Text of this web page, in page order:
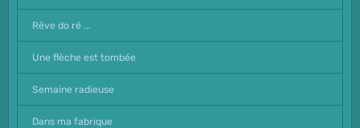
Rêve do ré ...
Une flèche est tombée
Semaine radieuse
Dans ma fabrique